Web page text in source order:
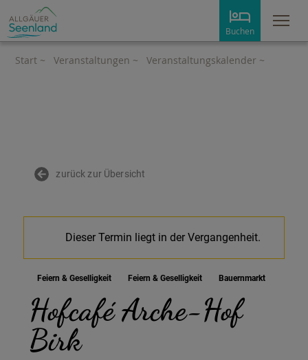
Buchen
Start ~ Veranstaltungen ~ Veranstaltungskalender ~
zurück zur Übersicht
Dieser Termin liegt in der Vergangenheit.
Feiern & Geselligkeit Feiern & Geselligkeit Bauernmarkt
Hofcafé Arche-Hof
Birk